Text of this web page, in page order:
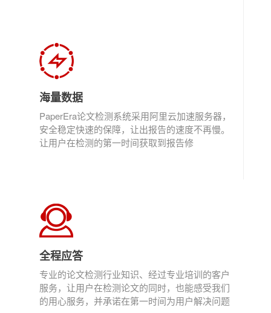
海量数据
PaperEra论文检测系统采用阿里云加速服务器，
安全稳定快速的保障，让出报告的速度不再慢。
让用户在检测的第一时间获取到报告修
全程应答
专业的论文检测行业知识、经过专业培训的客户
服务，让用户在检测论文的同时，也能感受我们
的用心服务，并承诺在第一时间为用户解决问题